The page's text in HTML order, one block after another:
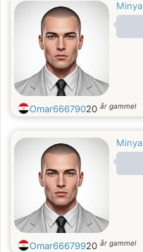
Minya
Omar66679020 år gammel
Minya
Omar66679920 år gammel